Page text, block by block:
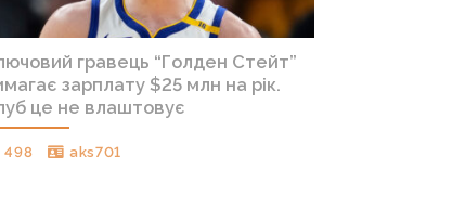
гравець “Голден Стейт”
зарплату $25 млн на рік.
це не влаштовує
498 aks701